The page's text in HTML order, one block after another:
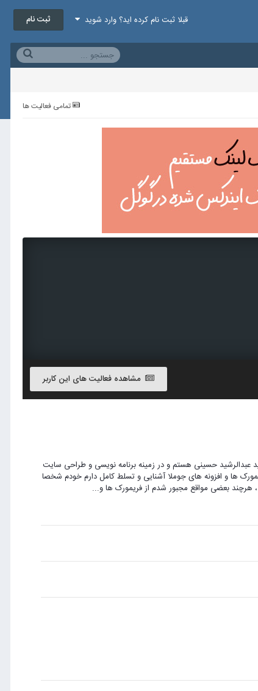
قبلا ثبت نام کرده اید؟ وارد شوید ثبت نام
تمامی فعالیت ها
مشاهده فعالیت های این کاربر
حسینی هستم و در زمینه برنامه نویسی و طراحی سایت
و با انواع فریمورک ها و افزونه های جوملا آشنایی و تسلط کامل دارم خودم شخصا
هرچند بعضی مواقع مجبور شدم از فریمورک ها و...